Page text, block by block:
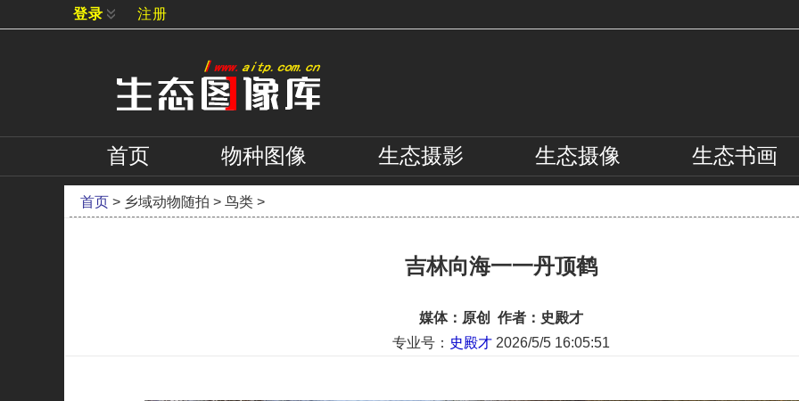
登录 注册
首页 物种图像 生态摄影 生态摄像 生态书画
首页 > 乡域动物随拍 > 鸟类 >
吉林向海一一丹顶鹤
媒体：原创 作者：史殿才
专业号： 史殿才 2026/5/5 16:05:51